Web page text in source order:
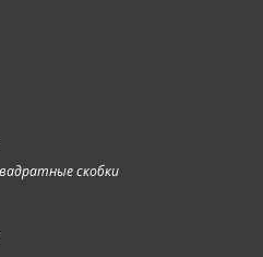
скобки